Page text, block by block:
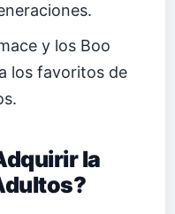
y los Boo
los favoritos de
la